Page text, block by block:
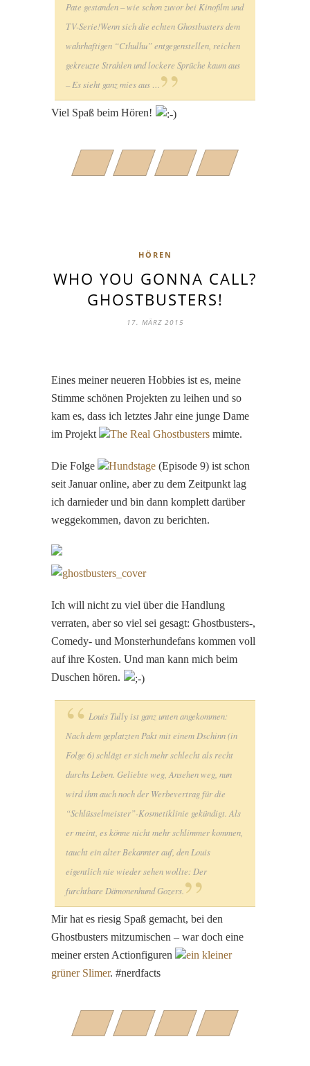
Pate gestanden – wie schon zuvor bei Kinofilm und
TV-Serie!Wenn sich die echten Ghostbusters dem
wahrhaftigen “Cthulhu” entgegenstellen, reichen
gekreuzte Strahlen und lockere Sprüche kaum aus
– Es sieht ganz mies aus …
Viel Spaß beim Hören!
HÖREN
WHO YOU GONNA CALL?
GHOSTBUSTERS!
17. MÄRZ 2015
Eines meiner neueren Hobbies ist es, meine
Stimme schönen Projekten zu leihen und so
kam es, dass ich letztes Jahr eine junge Dame
im Projekt
The Real Ghostbusters mimte.
Die Folge Hundstage (Episode 9) ist schon
seit Januar online, aber zu dem Zeitpunkt lag
ich darnieder und bin dann komplett darüber
weggekommen, davon zu berichten.
Ich will nicht zu viel über die Handlung
verraten, aber so viel sei gesagt: Ghostbusters-,
Comedy- und Monsterhundefans kommen voll
auf ihre Kosten. Und man kann mich beim
Duschen hören.
Louis Tully ist ganz unten angekommen:
Nach dem geplatzten Pakt mit einem Dschinn (in
Folge 6) schlägt er sich mehr schlecht als recht
durchs Leben. Geliebte weg, Ansehen weg, nun
wird ihm auch noch der Werbevertrag für die
“Schlüsselmeister”-Kosmetiklinie gekündigt. Als
er meint, es könne nicht mehr schlimmer kommen,
taucht ein alter Bekannter auf, den Louis
eigentlich nie wieder sehen wollte: Der
furchtbare Dämonenhund Gozers.
Mir hat es riesig Spaß gemacht, bei den
Ghostbusters mitzumischen – war doch eine
meiner ersten Actionfiguren
ein kleiner
grüner Slimer. #nerdfacts